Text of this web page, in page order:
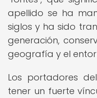
apellido se ha
siglos y ha sido
generación,
geografía y el
Los portadores
tener un fuerte